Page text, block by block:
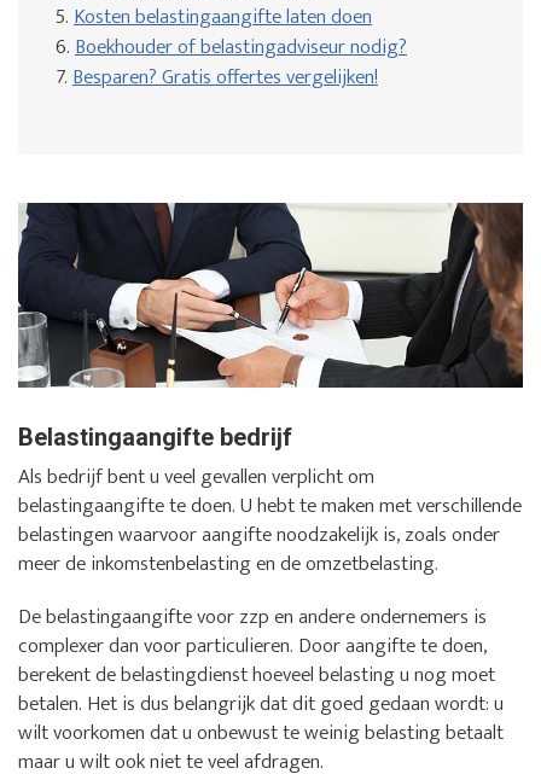
5.Kosten belastingaangifte laten doen
6.Boekhouder of belastingadviseur nodig?
7.Besparen? Gratis offertes vergelijken!
Belastingaangifte bedrijf
Als bedrijf bent u veel gevallen verplicht om
belastingaangifte te doen. U hebt te maken met verschillende
belastingen waarvoor aangifte noodzakelijk is, zoals onder
meer de inkomstenbelasting en de omzetbelasting.
De belastingaangifte voor zzp en andere ondernemers is
complexer dan voor particulieren. Door aangifte te doen,
berekent de belastingdienst hoeveel belasting u nog moet
betalen. Het is dus belangrijk dat dit goed gedaan wordt: u
wilt voorkomen dat u onbewust te weinig belasting betaalt
maar u wilt ook niet te veel afdragen.